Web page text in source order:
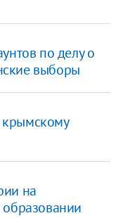
по делу о
выборы
на
образовании